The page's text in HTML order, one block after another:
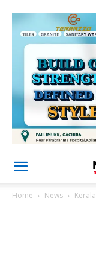
Home News Kerala